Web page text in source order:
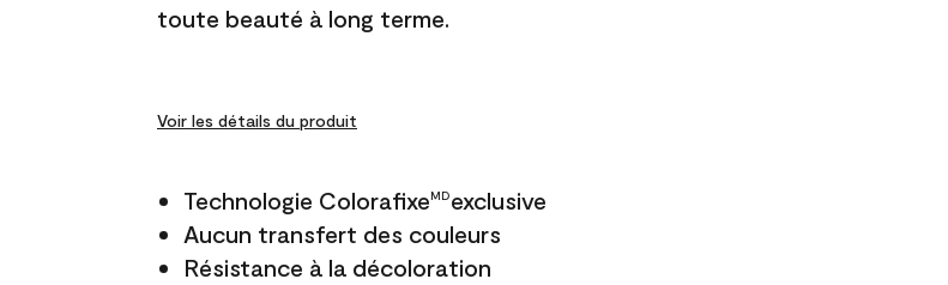
toute beauté à long terme.
Voir les détails du produit
Technologie ColorafixeMDexclusive
Aucun transfert des couleurs
Résistance à la décoloration